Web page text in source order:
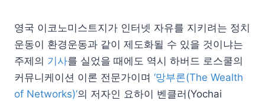
영국 이코노미스트지가 인터넷 자유를 지키려는 정치
운동이 환경운동과 같이 제도화될 수 있을 것이냐는
주제의 기사를 실었을 때에도 역시 하버드 로스쿨의
커뮤니케이션 이론 전문가이며 ‘망부론(The Wealth
of Networks)’의 저자인 요하이 벤클러(Yochai